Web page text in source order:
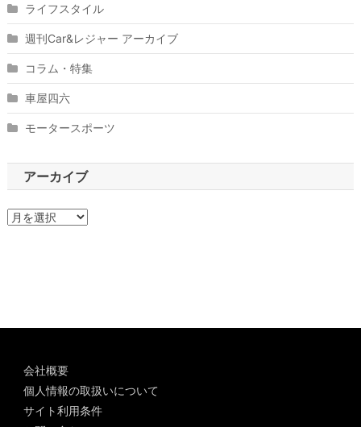
ライフスタイル
週刊Car&レジャー アーカイブ
コラム・特集
車屋四六
モータースポーツ
アーカイブ
ア
会社概要
個人情報の取扱いについて
サイト利用条件